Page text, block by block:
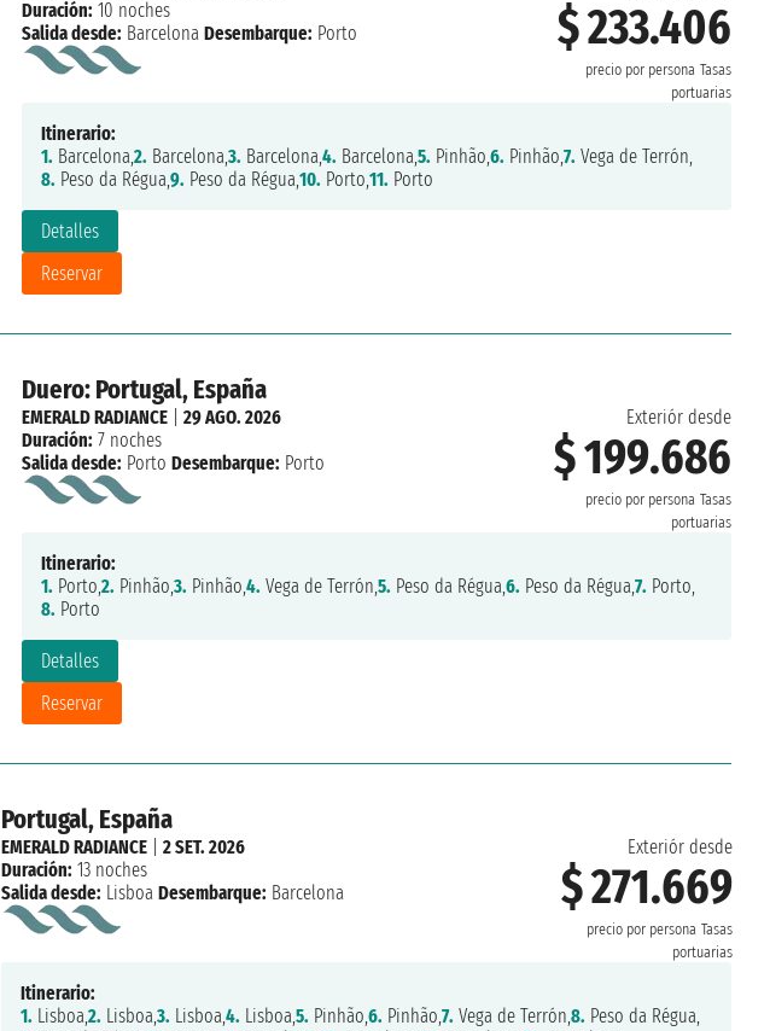
$ 233.406
precio por persona Tasas
portuarias
Detalles
Reservar
Duración: 10 noches
Salida desde: Barcelona Desembarque: Porto
Itinerario:
1. Barcelona,2. Barcelona,3. Barcelona,4. Barcelona,5. Pinhão,6. Pinhão,7. Vega de Terrón,
8. Peso da Régua,9. Peso da Régua,10. Porto,11. Porto
Duero: Portugal, España
Exteriór desde
$ 199.686
precio por persona Tasas
portuarias
Detalles
Reservar
EMERALD RADIANCE| 29 AGO. 2026
Duración: 7 noches
Salida desde: Porto Desembarque: Porto
Itinerario:
1. Porto,2. Pinhão,3. Pinhão,4. Vega de Terrón,5. Peso da Régua,6. Peso da Régua,7. Porto,
8. Porto
Portugal, España
Exteriór desde
$ 271.669
precio por persona Tasas
portuarias
EMERALD RADIANCE |2 SET. 2026
Duración: 13 noches
Salida desde: Lisboa Desembarque: Barcelona
Itinerario:
1. Lisboa,2. Lisboa,3. Lisboa,4. Lisboa,5. Pinhão,6. Pinhão,7. Vega de Terrón,8. Peso da Régua,